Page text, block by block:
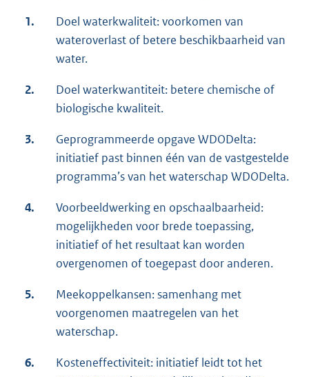
1.
Doel waterkwaliteit: voorkomen van
wateroverlast of betere beschikbaarheid van
water.
2.
Doel waterkwantiteit: betere chemische of
biologische kwaliteit.
3.
Geprogrammeerde opgave WDODelta:
initiatief past binnen één van de vastgestelde
programma’s van het waterschap WDODelta.
4.
Voorbeeldwerking en opschaalbaarheid:
mogelijkheden voor brede toepassing,
initiatief of het resultaat kan worden
overgenomen of toegepast door anderen.
5.
Meekoppelkansen: samenhang met
voorgenomen maatregelen van het
waterschap.
6.
Kosteneffectiviteit: initiatief leidt tot het